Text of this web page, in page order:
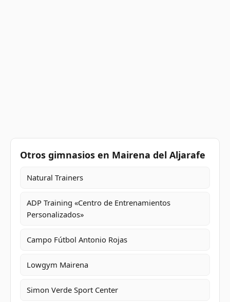
Otros gimnasios en Mairena del Aljarafe
Natural Trainers
ADP Training «Centro de Entrenamientos
Personalizados»
Campo Fútbol Antonio Rojas
Lowgym Mairena
Simon Verde Sport Center